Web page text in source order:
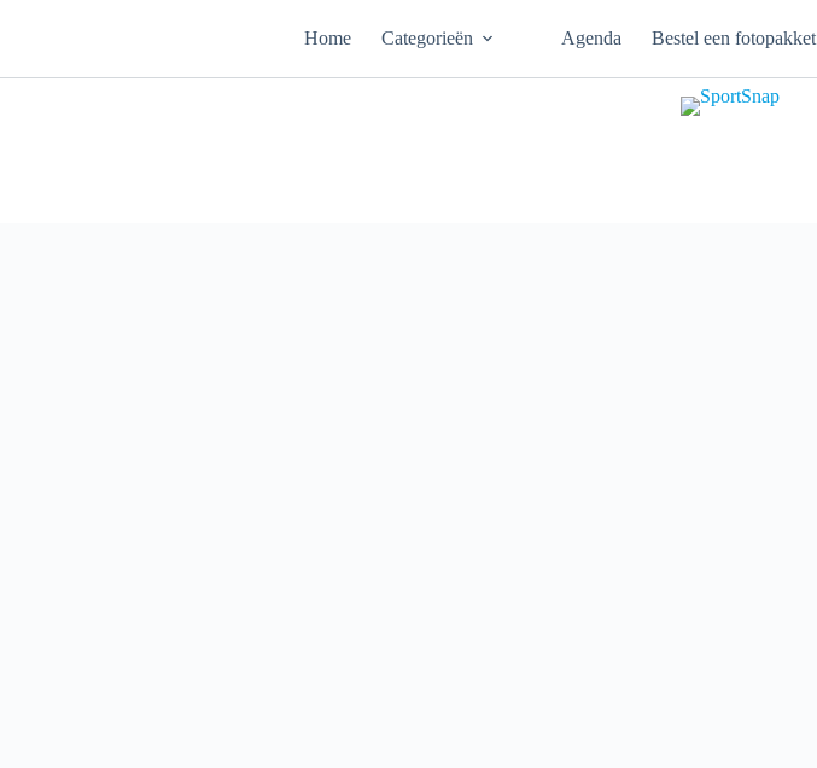
inhoud
Home Categorieën Agenda Bestel een fotopakket